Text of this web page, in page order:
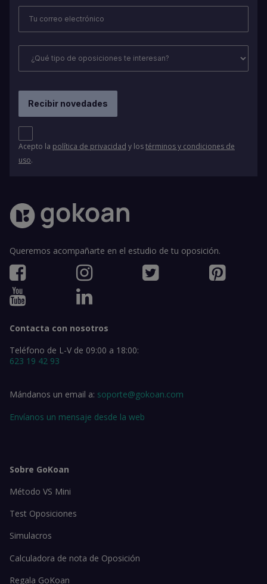
Acepto la política de privacidad y lostérminos y condiciones de
uso.
Queremos acompañarte en el estudio de tu oposición.
Contacta con nosotros
Teléfono de L-V de 09:00 a 18:00:
623 19 42 93
Mándanos un email a: soporte@gokoan.com
Envíanos un mensaje desde la web
Sobre GoKoan
Método VS Mini
Test Oposiciones
Simulacros
Calculadora de nota de Oposición
Regala GoKoan